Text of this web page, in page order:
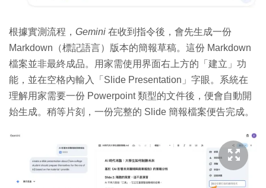
根據實測流程， Gemini 在收到指令後，會先生成一份
Markdown（標記語言）版本的簡報草稿。這份 Markdown
檔案並非最終成品。用家需使用界面右上方的「建立」功
能，並在空格內輸入「Slide Presentation」字眼。系統在
理解用家需要一份 Powerpoint 類型的文件後，便會自動開
始生成。稍等片刻，一份完整的 Slide 簡報檔案便告完成。